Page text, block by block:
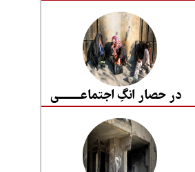
در حصار انگِ اجتماعــــــــی